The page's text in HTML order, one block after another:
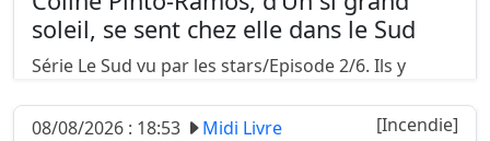
soleil, se sent chez elle dans le Sud
Série Le Sud vu par les stars/Episode 2/6. Ils y
amoureux de notre région. Auprès de Midi Libre,
08/08/2026 : 18:53 Midi Livre [Incendie]